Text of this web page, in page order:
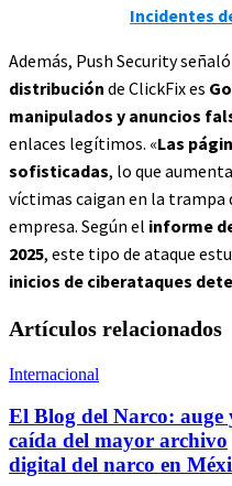
Incidentes
Además, Push Security
distribución de ClickFix es
manipulados y anuncios
enlaces legítimos. «Las
sofisticadas, lo que
víctimas caigan en la trampa
empresa. Según el informe
2025, este tipo de ataque
inicios de ciberataques
Artículos relacionados
Internacional
El Blog del Narco: auge
caída del mayor archivo
digital del narco en